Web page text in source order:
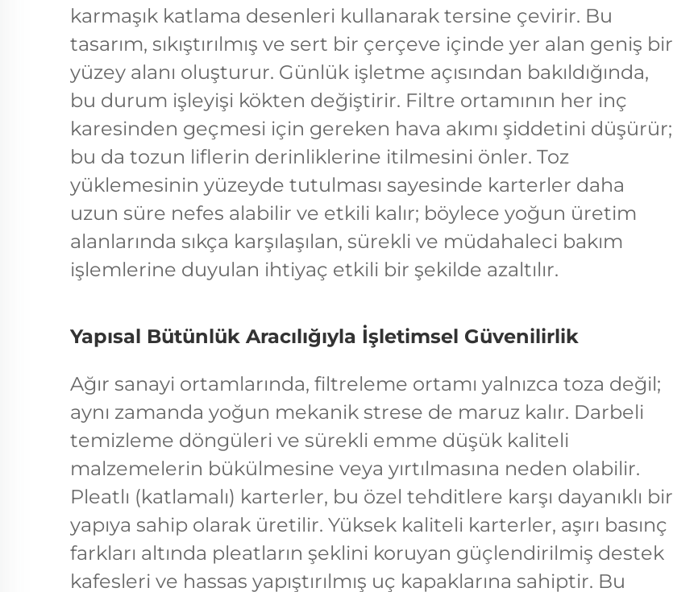
karmaşık katlama desenleri kullanarak tersine çevirir. Bu
tasarım, sıkıştırılmış ve sert bir çerçeve içinde yer alan geniş bir
yüzey alanı oluşturur. Günlük işletme açısından bakıldığında,
bu durum işleyişi kökten değiştirir. Filtre ortamının her inç
karesinden geçmesi için gereken hava akımı şiddetini düşürür;
bu da tozun liflerin derinliklerine itilmesini önler. Toz
yüklemesinin yüzeyde tutulması sayesinde karterler daha
uzun süre nefes alabilir ve etkili kalır; böylece yoğun üretim
alanlarında sıkça karşılaşılan, sürekli ve müdahaleci bakım
işlemlerine duyulan ihtiyaç etkili bir şekilde azaltılır.
Yapısal Bütünlük Aracılığıyla İşletimsel Güvenilirlik
Ağır sanayi ortamlarında, filtreleme ortamı yalnızca toza değil;
aynı zamanda yoğun mekanik strese de maruz kalır. Darbeli
temizleme döngüleri ve sürekli emme düşük kaliteli
malzemelerin bükülmesine veya yırtılmasına neden olabilir.
Pleatlı (katlamalı) karterler, bu özel tehditlere karşı dayanıklı bir
yapıya sahip olarak üretilir. Yüksek kaliteli karterler, aşırı basınç
farkları altında pleatların şeklini koruyan güçlendirilmiş destek
kafesleri ve hassas yapıştırılmış uç kapaklarına sahiptir. Bu